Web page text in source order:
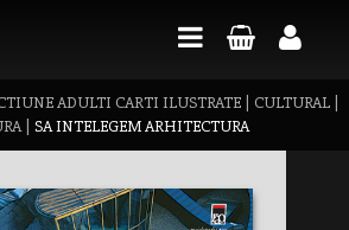
ADULTI CARTI ILUSTRATE| CULTURAL|
| SA INTELEGEM ARHITECTURA